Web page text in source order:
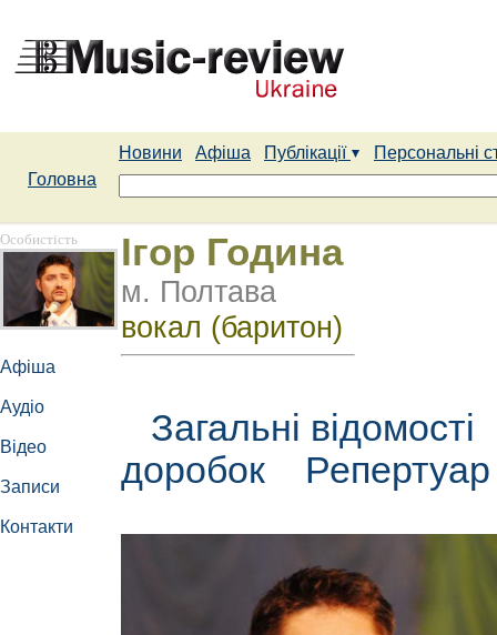
Новини Афіша Публікації
Персональні
Головна
Особистість
Афіша
Аудіо
Відео
Записи
Контакти
Ігор Година
м. Полтава
вокал (баритон)
Загальні відомості
доробок